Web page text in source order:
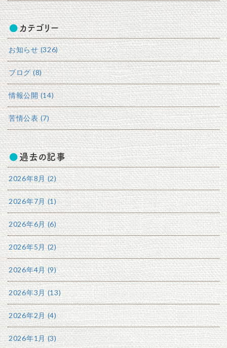
カテゴリー
お知らせ (326)
ブログ (8)
情報公開 (14)
苦情公表 (7)
過去の記事
2026年8月 (2)
2026年7月 (1)
2026年6月 (6)
2026年5月 (2)
2026年4月 (9)
2026年3月 (13)
2026年2月 (4)
2026年1月 (3)